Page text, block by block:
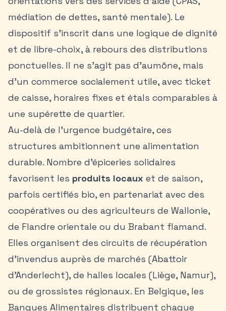
médiation de dettes, santé mentale). Le
dispositif s’inscrit dans une logique de dignité
et de libre-choix, à rebours des distributions
ponctuelles. Il ne s’agit pas d’aumône, mais
d’un commerce socialement utile, avec ticket
de caisse, horaires fixes et étals comparables à
une supérette de quartier.
Au-delà de l’urgence budgétaire, ces
structures ambitionnent une alimentation
durable. Nombre d’épiceries solidaires
favorisent les produits locaux et de saison,
parfois certifiés bio, en partenariat avec des
coopératives ou des agriculteurs de Wallonie,
de Flandre orientale ou du Brabant flamand.
Elles organisent des circuits de récupération
d’invendus auprès de marchés (Abattoir
d’Anderlecht), de halles locales (Liège, Namur),
ou de grossistes régionaux. En Belgique, les
Banques Alimentaires distribuent chaque